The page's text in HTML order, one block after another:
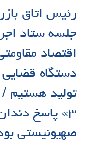
رئیس اتاق
جلسه ستاد
اقتصاد
دستگاه
تولید هستیم
۳» پاسخ
صهیونیستی